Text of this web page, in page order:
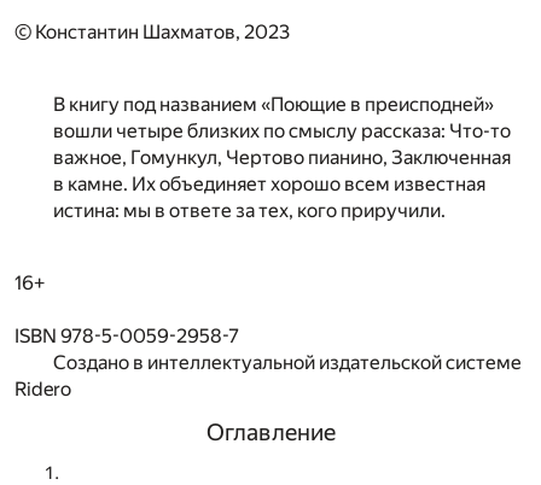
© Константин Шахматов, 2023
В книгу под названием «Поющие в преисподней»
вошли четыре близких по смыслу рассказа: Что-то
важное, Гомункул, Чертово пианино, Заключенная
в камне. Их объединяет хорошо всем известная
истина: мы в ответе за тех, кого приручили.
16+
ISBN 978-5-0059-2958-7
Создано в интеллектуальной издательской системе
Ridero
Оглавление